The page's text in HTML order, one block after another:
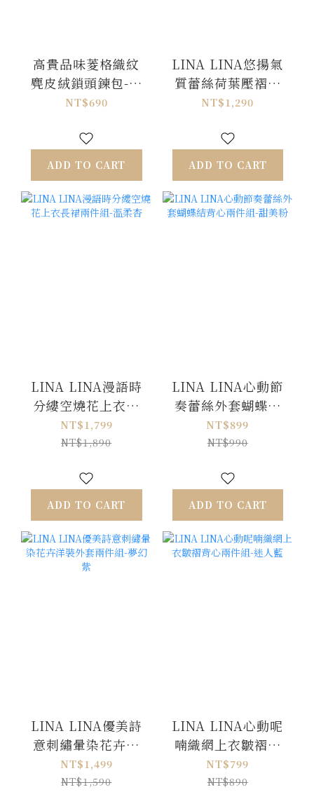
高貴品味菱格織紋
麂皮絨鎖頭鍊包-拿
鐵卡
NT$690
ADD TO CART
LINA LINA悠揚氣
質蕾絲荷葉壓褶蝴
蝶結洋裝-純潔白
NT$1,290
ADD TO CART
LINA LINA漫語時
分縷空燒花上衣長
裙兩件組-溫柔杏
NT$1,799
NT$1,890
ADD TO CART
LINA LINA心動節
奏蕾絲外套蝴蝶結
背心兩件組-甜美粉
NT$899
NT$990
ADD TO CART
LINA LINA優美詩
意刺繡暈染花卉洋
裝外套兩件組-夢幻
紫
NT$1,499
NT$1,590
LINA LINA心動呢
喃織網上衣皺褶背
心兩件組-迷人藍
NT$799
NT$890